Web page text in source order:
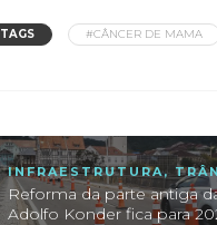
TAGS #CÂNCER DE MAMA
INFRAESTRUTURA ,
Reforma da parte antiga
Adolfo Konder fica para